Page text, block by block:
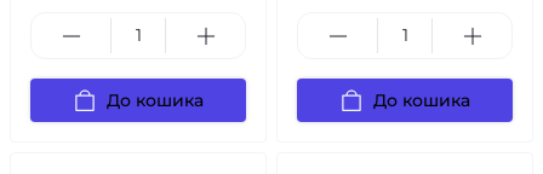
До кошика До кошика